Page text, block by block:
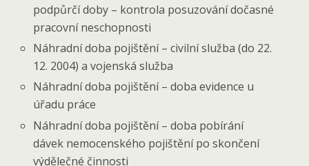
podpůrčí doby – kontrola posuzování dočasné
pracovní neschopnosti
Náhradní doba pojištění – civilní služba (do 22.
12. 2004) a vojenská služba
Náhradní doba pojištění – doba evidence u
úřadu práce
Náhradní doba pojištění – doba pobírání
dávek nemocenského pojištění po skončení
výdělečné činnosti